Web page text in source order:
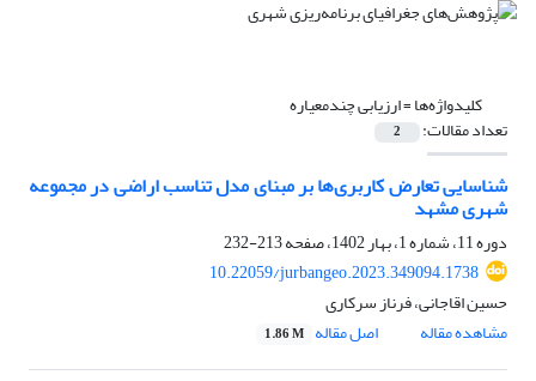
کلیدواژه‌ها =ارزیابی چندمعیاره
تعداد مقالات: 2
شناسایی تعارض کاربری‌ها بر مبنای مدل تناسب اراضی در مجموعه
شهری مشهد
دوره 11، شماره 1، بهار 1402، صفحه
213-232
10.22059/jurbangeo.2023.349094.1738
حسین اقاجانی، فرناز سرکاری
مشاهده مقاله
اصل مقاله 1.86 M